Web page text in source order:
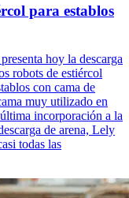
para establos
hoy la descarga
robots de estiércol
con cama de
muy utilizado en
incorporación a la
de arena, Lely
todas las